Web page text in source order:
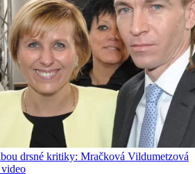
drsné kritiky: Mračková Vildumetzová